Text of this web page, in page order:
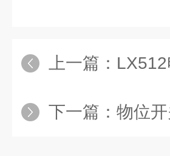
上一篇：
下一篇： 物位